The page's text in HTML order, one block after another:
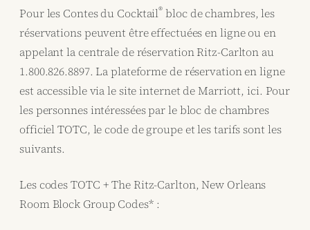
Pour les Contes du Cocktail® bloc de chambres, les
réservations peuvent être effectuées en ligne ou en
appelant la centrale de réservation Ritz-Carlton au
1.800.826.8897. La plateforme de réservation en ligne
est accessible via le site internet de Marriott, ici. Pour
les personnes intéressées par le bloc de chambres
officiel TOTC, le code de groupe et les tarifs sont les
suivants.
Les codes TOTC + The Ritz-Carlton, New Orleans
Room Block Group Codes* :